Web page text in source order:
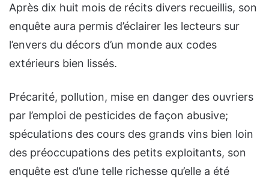
Après dix huit mois de récits divers recueillis, son
enquête aura permis d’éclairer les lecteurs sur
l’envers du décors d’un monde aux codes
extérieurs bien lissés.
Précarité, pollution, mise en danger des ouvriers
par l’emploi de pesticides de façon abusive;
spéculations des cours des grands vins bien loin
des préoccupations des petits exploitants, son
enquête est d’une telle richesse qu’elle a été